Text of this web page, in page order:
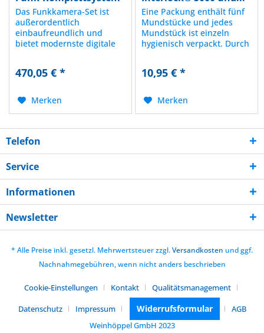
Das Funkkamera-Set ist
außerordentlich
einbaufreundlich und
bietet modernste digitale
durch andere
GHz Frequenzband
verwenden praktisch
eliminiert. Neben der...
470,05 € *
Merken
Eine Packung enthält fünf
Mundstücke und jedes
Mundstück ist einzeln
hygienisch verpackt. Durch
Lippen der Testperson
Messgerätegehäuse. Die
Mundstücke sind für die...
10,95 € *
Merken
Telefon
Service
Informationen
Newsletter
* Alle Preise inkl. gesetzl. Mehrwertsteuer zzgl.Versandkosten und ggf.
Nachnahmegebühren, wenn nicht anders beschrieben
Cookie-Einstellungen Kontakt
Qualitätsmanagement
Datenschutz
Impressum Widerrufsformular
AGB
Weinhöppel GmbH 2023